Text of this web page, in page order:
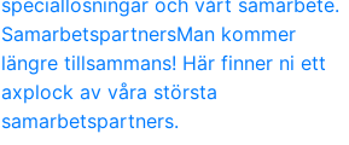
SamarbetspartnersMan kommer
längre tillsammans! Här finner ni ett
axplock av våra största
samarbetspartners.